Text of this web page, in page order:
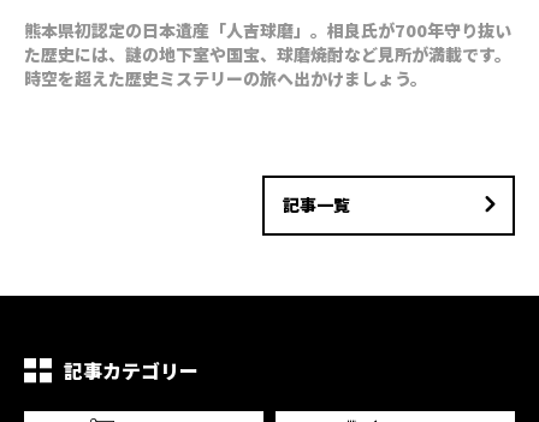
熊本県初認定の日本遺産「人吉球磨」。相良氏が700年守り抜い
た歴史には、謎の地下室や国宝、球磨焼酎など見所が満載です。
時空を超えた歴史ミステリーの旅へ出かけましょう。
記事一覧
記事カテゴリー